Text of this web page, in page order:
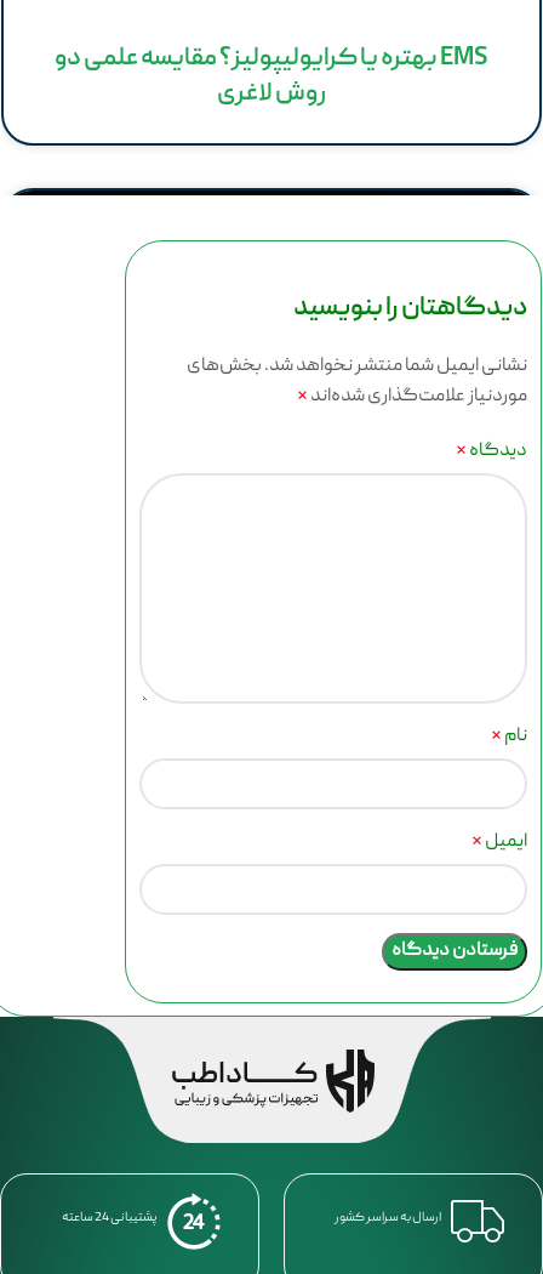
EMS بهتره یا کرایولیپولیز؟ مقایسه علمی دو
روش لاغری
آیا اجاره دستگاه لیزر موهای زائد برای کلینیک
دیدگاهتان را بنویسید
نشانی ایمیل شما منتشر نخواهد شد.بخش‌های
موردنیاز علامت‌گذاری شده‌اند*
دیدگاه*
نام*
ایمیل*
ارسال به سراسر کشور پشتیبانی 24 ساعته